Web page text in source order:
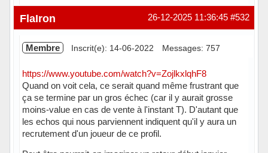
Hors ligne #532
26-12-2025 11:36:45
FlaIron
Membre Inscrit(e): 14-06-2022 Messages: 757
https://www.youtube.com/watch?v=ZojlkxlqhF8
Quand on voit cela, ce serait quand même frustrant que
ça se termine par un gros échec (car il y aurait grosse
moins-value en cas de vente à l'instant T). D'autant que
les echos qui nous parviennent indiquent qu'il y aura un
recrutement d'un joueur de ce profil.